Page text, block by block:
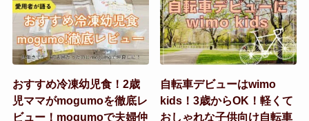
おすすめ冷凍幼児食！2歳
児ママがmogumoを徹底レ
ビュー！mogumoで夫婦仲
自転車デビューはwimo
kids！3歳からOK！軽くて
おしゃれな子供向け自転車